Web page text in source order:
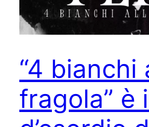
“4 bianchi
fragola” è